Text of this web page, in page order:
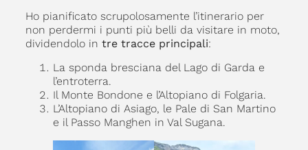
Ho pianificato scrupolosamente l’itinerario per
non perdermi i punti più belli da visitare in moto,
dividendolo in tre tracce principali:
La sponda bresciana del Lago di Garda e
l’entroterra.
Il Monte Bondone e l’Altopiano di Folgaria.
L’Altopiano di Asiago, le Pale di San Martino
e il Passo Manghen in Val Sugana.